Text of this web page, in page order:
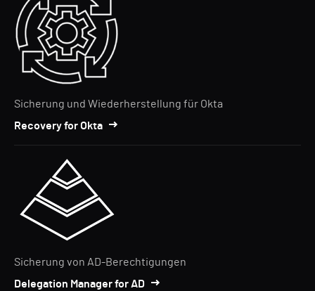
Sicherung und Wiederherstellung für Okta
Recovery for Okta
Sicherung von AD-Berechtigungen
Delegation Manager for AD